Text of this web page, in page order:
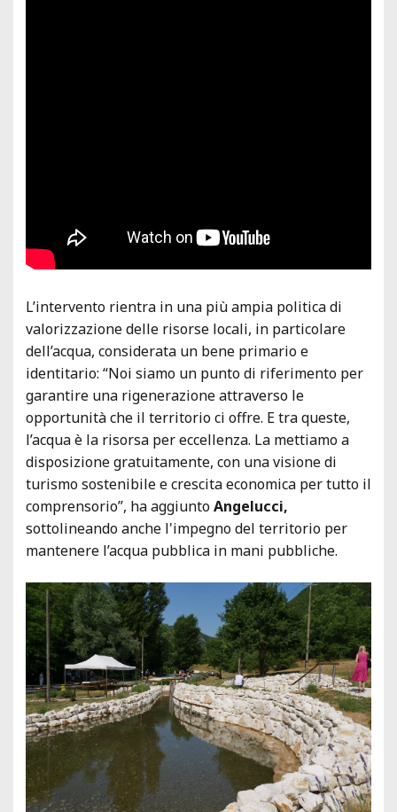
L’intervento rientra in una più ampia politica di
valorizzazione delle risorse locali, in particolare
dell’acqua, considerata un bene primario e
identitario: “Noi siamo un punto di riferimento per
garantire una rigenerazione attraverso le
opportunità che il territorio ci offre. E tra queste,
l’acqua è la risorsa per eccellenza. La mettiamo a
disposizione gratuitamente, con una visione di
turismo sostenibile e crescita economica per tutto il
comprensorio”, ha aggiuntoAngelucci,
sottolineando anche l'impegno del territorio per
mantenere l’acqua pubblica in mani pubbliche.